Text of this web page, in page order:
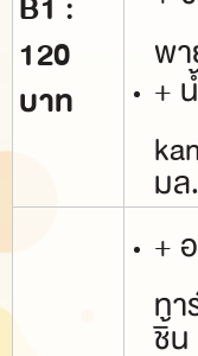
120
บาท
พา
+
มล
+
ทา
ชิ้น